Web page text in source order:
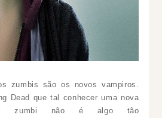
zumbis são os novos vampiros.
Dead que tal conhecer uma nova
zumbi não é algo tão